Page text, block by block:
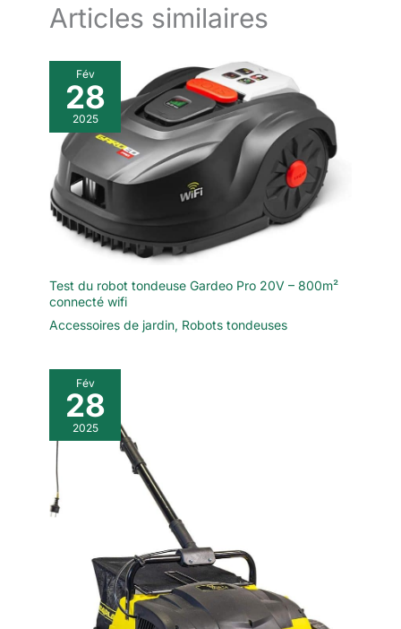
Articles similaires
Fév
28
2025
Test du robot tondeuse Gardeo Pro 20V – 800m²
connecté wifi
Accessoires de jardin, Robots tondeuses
Fév
28
2025